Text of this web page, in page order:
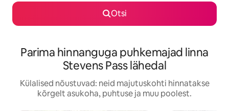
Otsi
Parima hinnanguga puhkemajad linna
Stevens Pass lähedal
Külalised nõustuvad: neid majutuskohti hinnatakse
kõrgelt asukoha, puhtuse ja muu poolest.